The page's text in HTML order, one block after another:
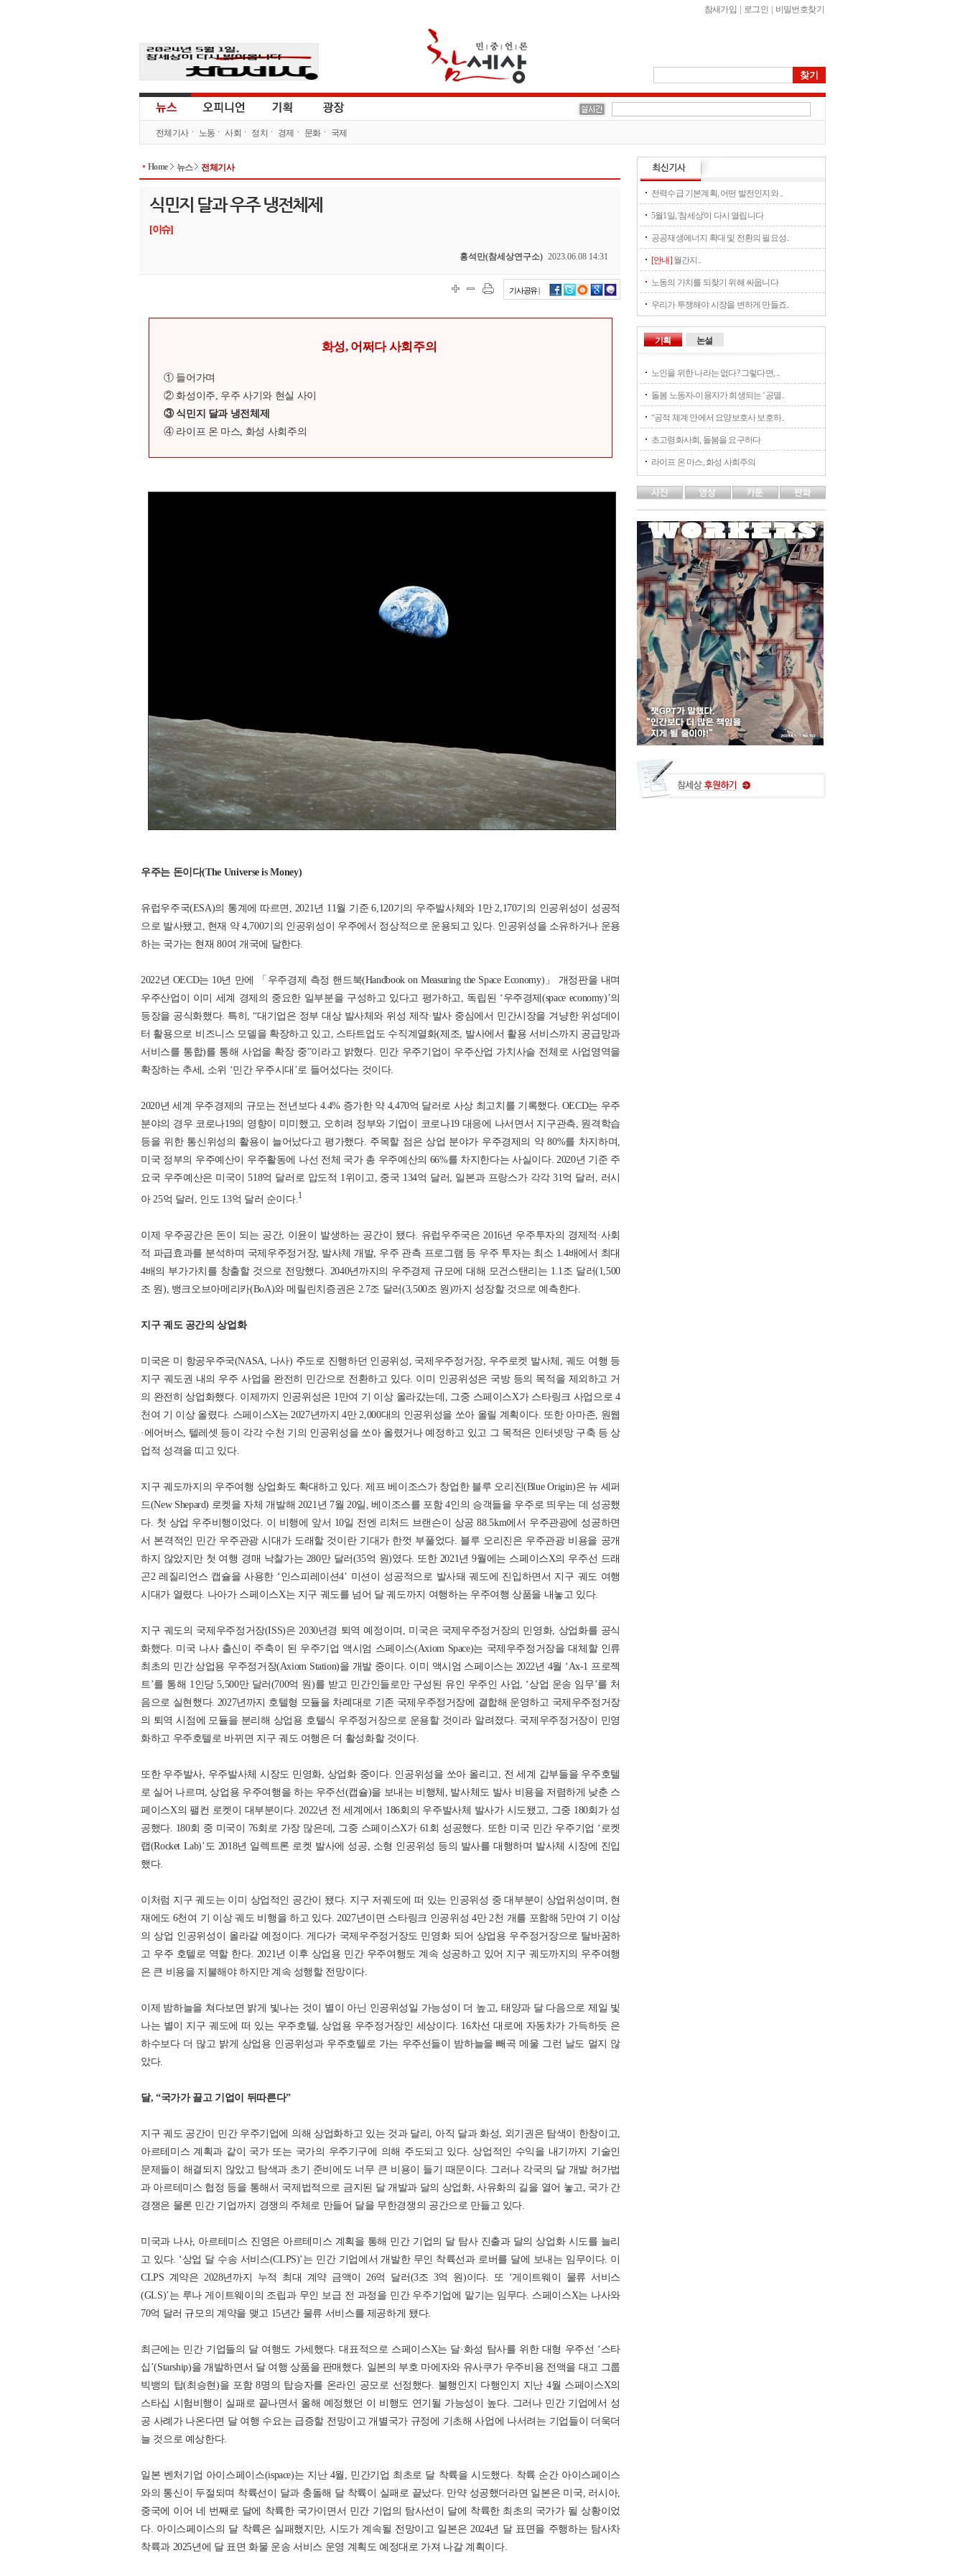
참새가입 로그인 비밀번호찾기
전체기사 노동 사회 정치 경제 문화 국제
Home 뉴스 전체기사
식민지 달과 우주 냉전체제
[이슈]
홍석만(참세상연구소) 2023.06.08 14:31
기사공유 |
화성, 어쩌다 사회주의
① 들어가며
② 화성이주, 우주 사기와 현실 사이
③ 식민지 달과 냉전체제
④ 라이프 온 마스, 화성 사회주의
우주는 돈이다(The Universe is Money)
유럽우주국(ESA)의 통계에 따르면, 2021년 11월 기준 6,120기의 우주발사체와 1만 2,170기의 인공위성이 성공적
으로 발사됐고, 현재 약 4,700기의 인공위성이 우주에서 정상적으로 운용되고 있다. 인공위성을 소유하거나 운용
하는 국가는 현재 80여 개국에 달한다.
2022년 OECD는 10년 만에 「우주경제 측정 핸드북(Handbook on Measuring the Space Economy)」 개정판을 내며
우주산업이 이미 세계 경제의 중요한 일부분을 구성하고 있다고 평가하고, 독립된 ‘우주경제(space economy)’의
등장을 공식화했다. 특히, “대기업은 정부 대상 발사체와 위성 제작·발사 중심에서 민간시장을 겨냥한 위성데이
터 활용으로 비즈니스 모델을 확장하고 있고, 스타트업도 수직계열화(제조, 발사에서 활용 서비스까지 공급망과
서비스를 통합)를 통해 사업을 확장 중”이라고 밝혔다. 민간 우주기업이 우주산업 가치사슬 전체로 사업영역을
확장하는 추세, 소위 ‘민간 우주시대’로 들어섰다는 것이다.
2020년 세계 우주경제의 규모는 전년보다 4.4% 증가한 약 4,470억 달러로 사상 최고치를 기록했다. OECD는 우주
분야의 경우 코로나19의 영향이 미미했고, 오히려 정부와 기업이 코로나19 대응에 나서면서 지구관측, 원격학습
등을 위한 통신위성의 활용이 늘어났다고 평가했다. 주목할 점은 상업 분야가 우주경제의 약 80%를 차지하며,
미국 정부의 우주예산이 우주활동에 나선 전체 국가 총 우주예산의 66%를 차지한다는 사실이다. 2020년 기준 주
요국 우주예산은 미국이 518억 달러로 압도적 1위이고, 중국 134억 달러, 일본과 프랑스가 각각 31억 달러, 러시
아 25억 달러, 인도 13억 달러 순이다. 1
이제 우주공간은 돈이 되는 공간, 이윤이 발생하는 공간이 됐다. 유럽우주국은 2016년 우주투자의 경제적·사회
적 파급효과를 분석하며 국제우주정거장, 발사체 개발, 우주 관측 프로그램 등 우주 투자는 최소 1.4배에서 최대
4배의 부가가치를 창출할 것으로 전망했다. 2040년까지의 우주경제 규모에 대해 모건스탠리는 1.1조 달러(1,500
조 원), 뱅크오브아메리카(BoA)와 메릴린치증권은 2.7조 달러(3,500조 원)까지 성장할 것으로 예측한다.
지구 궤도 공간의 상업화
미국은 미 항공우주국(NASA, 나사) 주도로 진행하던 인공위성, 국제우주정거장, 우주로켓 발사체, 궤도 여행 등
지구 궤도권 내의 우주 사업을 완전히 민간으로 전환하고 있다. 이미 인공위성은 국방 등의 목적을 제외하고 거
의 완전히 상업화했다. 이제까지 인공위성은 1만여 기 이상 올라갔는데, 그중 스페이스X가 스타링크 사업으로 4
천여 기 이상 올렸다. 스페이스X는 2027년까지 4만 2,000대의 인공위성을 쏘아 올릴 계획이다. 또한 아마존, 원웹
·에어버스, 텔레셋 등이 각각 수천 기의 인공위성을 쏘아 올렸거나 예정하고 있고 그 목적은 인터넷망 구축 등 상
업적 성격을 띠고 있다.
지구 궤도까지의 우주여행 상업화도 확대하고 있다. 제프 베이조스가 창업한 블루 오리진(Blue Origin)은 뉴 셰퍼
드(New Shepard) 로켓을 자체 개발해 2021년 7월 20일, 베이조스를 포함 4인의 승객들을 우주로 띄우는 데 성공했
다. 첫 상업 우주비행이었다. 이 비행에 앞서 10일 전엔 리처드 브랜슨이 상공 88.5km에서 우주관광에 성공하면
서 본격적인 민간 우주관광 시대가 도래할 것이란 기대가 한껏 부풀었다. 블루 오리진은 우주관광 비용을 공개
하지 않았지만 첫 여행 경매 낙찰가는 280만 달러(35억 원)였다. 또한 2021년 9월에는 스페이스X의 우주선 드래
곤2 레질리언스 캡슐을 사용한 ‘인스피레이션4’ 미션이 성공적으로 발사돼 궤도에 진입하면서 지구 궤도 여행
시대가 열렸다. 나아가 스페이스X는 지구 궤도를 넘어 달 궤도까지 여행하는 우주여행 상품을 내놓고 있다.
지구 궤도의 국제우주정거장(ISS)은 2030년경 퇴역 예정이며, 미국은 국제우주정거장의 민영화, 상업화를 공식
화했다. 미국 나사 출신이 주축이 된 우주기업 액시엄 스페이스(Axiom Space)는 국제우주정거장을 대체할 인류
최초의 민간 상업용 우주정거장(Axiom Station)을 개발 중이다. 이미 액시엄 스페이스는 2022년 4월 ‘Ax-1 프로젝
트’를 통해 1인당 5,500만 달러(700억 원)를 받고 민간인들로만 구성된 유인 우주인 사업, ‘상업 운송 임무’를 처
음으로 실현했다. 2027년까지 호텔형 모듈을 차례대로 기존 국제우주정거장에 결합해 운영하고 국제우주정거장
의 퇴역 시점에 모듈을 분리해 상업용 호텔식 우주정거장으로 운용할 것이라 알려졌다. 국제우주정거장이 민영
화하고 우주호텔로 바뀌면 지구 궤도 여행은 더 활성화할 것이다.
또한 우주발사, 우주발사체 시장도 민영화, 상업화 중이다. 인공위성을 쏘아 올리고, 전 세계 갑부들을 우주호텔
로 실어 나르며, 상업용 우주여행을 하는 우주선(캡슐)을 보내는 비행체, 발사체도 발사 비용을 저렴하게 낮춘 스
페이스X의 팰컨 로켓이 대부분이다. 2022년 전 세계에서 186회의 우주발사체 발사가 시도됐고, 그중 180회가 성
공했다. 180회 중 미국이 76회로 가장 많은데, 그중 스페이스X가 61회 성공했다. 또한 미국 민간 우주기업 ‘로켓
랩(Rocket Lab)’도 2018년 일렉트론 로켓 발사에 성공, 소형 인공위성 등의 발사를 대행하며 발사체 시장에 진입
했다.
이처럼 지구 궤도는 이미 상업적인 공간이 됐다. 지구 저궤도에 떠 있는 인공위성 중 대부분이 상업위성이며, 현
재에도 6천여 기 이상 궤도 비행을 하고 있다. 2027년이면 스타링크 인공위성 4만 2천 개를 포함해 5만여 기 이상
의 상업 인공위성이 올라갈 예정이다. 게다가 국제우주정거장도 민영화 되어 상업용 우주정거장으로 탈바꿈하
고 우주 호텔로 역할 한다. 2021년 이후 상업용 민간 우주여행도 계속 성공하고 있어 지구 궤도까지의 우주여행
은 큰 비용을 지불해야 하지만 계속 성행할 전망이다.
이제 밤하늘을 쳐다보면 밝게 빛나는 것이 별이 아닌 인공위성일 가능성이 더 높고, 태양과 달 다음으로 제일 빛
나는 별이 지구 궤도에 떠 있는 우주호텔, 상업용 우주정거장인 세상이다. 16차선 대로에 자동차가 가득하듯 은
하수보다 더 많고 밝게 상업용 인공위성과 우주호텔로 가는 우주선들이 밤하늘을 빼곡 메울 그런 날도 멀지 않
았다.
달, “국가가 끌고 기업이 뒤따른다”
지구 궤도 공간이 민간 우주기업에 의해 상업화하고 있는 것과 달리, 아직 달과 화성, 외기권은 탐색이 한창이고,
아르테미스 계획과 같이 국가 또는 국가의 우주기구에 의해 주도되고 있다. 상업적인 수익을 내기까지 기술인
문제들이 해결되지 않았고 탐색과 초기 준비에도 너무 큰 비용이 들기 때문이다. 그러나 각국의 달 개발 허가법
과 아르테미스 협정 등을 통해서 국제법적으로 금지된 달 개발과 달의 상업화, 사유화의 길을 열어 놓고, 국가 간
경쟁은 물론 민간 기업까지 경쟁의 주체로 만들어 달을 무한경쟁의 공간으로 만들고 있다.
미국과 나사, 아르테미스 진영은 아르테미스 계획을 통해 민간 기업의 달 탐사 진출과 달의 상업화 시도를 늘리
고 있다. ‘상업 달 수송 서비스(CLPS)’는 민간 기업에서 개발한 무인 착륙선과 로버를 달에 보내는 임무이다. 이
CLPS 계약은 2028년까지 누적 최대 계약 금액이 26억 달러(3조 3억 원)이다. 또 ‘게이트웨이 물류 서비스
(GLS)’는 루나 게이트웨이의 조립과 무인 보급 전 과정을 민간 우주기업에 맡기는 임무다. 스페이스X는 나사와
70억 달러 규모의 계약을 맺고 15년간 물류 서비스를 제공하게 됐다.
최근에는 민간 기업들의 달 여행도 가세했다. 대표적으로 스페이스X는 달·화성 탐사를 위한 대형 우주선 ‘스타
십’(Starship)을 개발하면서 달 여행 상품을 판매했다. 일본의 부호 마에자와 유사쿠가 우주비용 전액을 대고 그룹
빅뱅의 탑(최승현)을 포함 8명의 탑승자를 온라인 공모로 선정했다. 불행인지 다행인지 지난 4월 스페이스X의
스타십 시험비행이 실패로 끝나면서 올해 예정했던 이 비행도 연기될 가능성이 높다. 그러나 민간 기업에서 성
공 사례가 나온다면 달 여행 수요는 급증할 전망이고 개별국가 규정에 기초해 사업에 나서려는 기업들이 더욱더
늘 것으로 예상한다.
일본 벤처기업 아이스페이스(ispace)는 지난 4월, 민간기업 최초로 달 착륙을 시도했다. 착륙 순간 아이스페이스
와의 통신이 두절되며 착륙선이 달과 충돌해 달 착륙이 실패로 끝났다. 만약 성공했더라면 일본은 미국, 러시아,
중국에 이어 네 번째로 달에 착륙한 국가이면서 민간 기업의 탐사선이 달에 착륙한 최초의 국가가 될 상황이었
다. 아이스페이스의 달 착륙은 실패했지만, 시도가 계속될 전망이고 일본은 2024년 달 표면을 주행하는 탐사차
착륙과 2025년에 달 표면 화물 운송 서비스 운영 계획도 예정대로 가져 나갈 계획이다.
전력수급 기본계획, 어떤 발전인지와 ..
5월1일, '참세상'이 다시 열립니다
공공재생에너지 확대 및 전환의 필요성..
[안내]월간지..
노동의 가치를 되찾기 위해 싸웁니다
우리가 투쟁해야 시장을 변하게 만들죠..
기획
노인을 위한 나라는 없다? 그렇다면, ..
돌봄 노동자-이용자가 희생되는 ‘공멸..
“공적 체계 안에서 요양보호사 보호하..
초고령화사회, 돌봄을 요구하다
라이프 온 마스, 화성 사회주의
논설